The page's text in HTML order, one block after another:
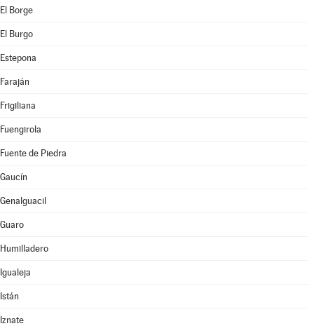
El Borge
El Burgo
Estepona
Faraján
Frigiliana
Fuengirola
Fuente de Piedra
Gaucín
Genalguacil
Guaro
Humilladero
Igualeja
Istán
Iznate